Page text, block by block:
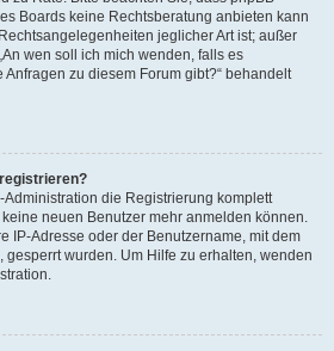
Boards keine Rechtsberatung anbieten kann
jeglicher Art ist; außer
wen soll ich mich wenden, falls es
zu diesem Forum gibt?“ behandelt
Administration die Registrierung komplett
neuen Benutzer mehr anmelden können.
IP-Adresse oder der Benutzername, mit dem
gesperrt wurden. Um Hilfe zu erhalten, wenden